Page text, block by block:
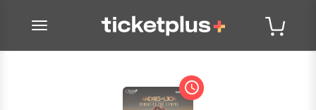
desplegar navegación
access_time